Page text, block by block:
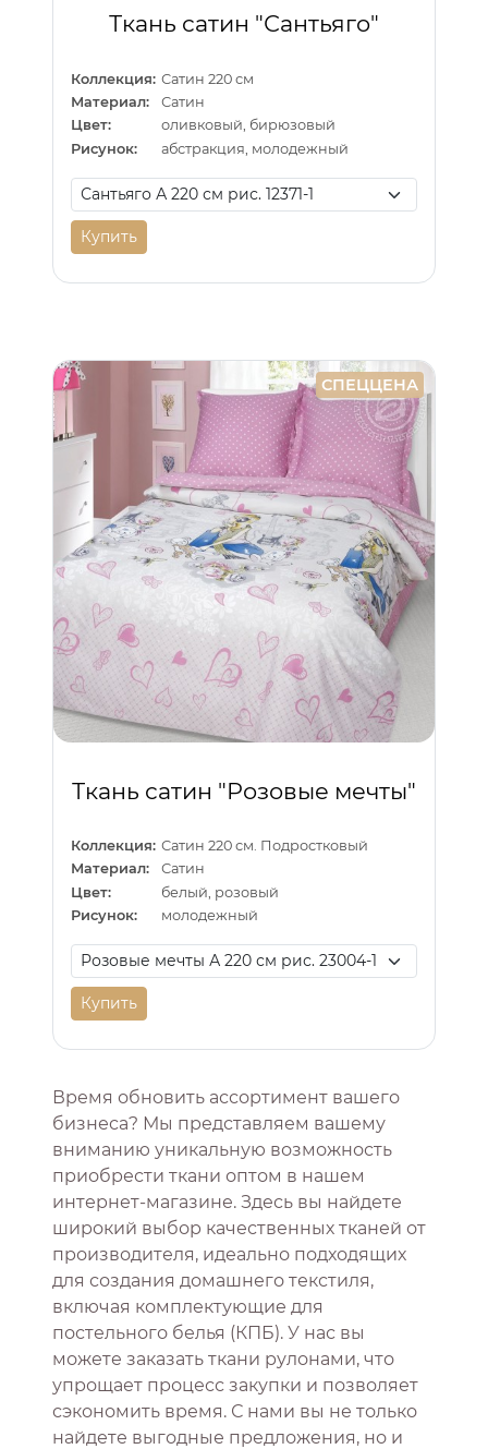
Ткань сатин "Сантьяго"
Коллекция: Сатин 220 см
Материал:
Сатин
Цвет:
оливковый, бирюзовый
Рисунок:
абстракция, молодежный
Купить
СПЕЦЦЕНА
Ткань сатин "Розовые мечты"
Коллекция: Сатин 220 см. Подростковый
Материал:
Сатин
Цвет:
белый, розовый
Рисунок:
молодежный
Купить
Время обновить ассортимент вашего
бизнеса? Мы представляем вашему
вниманию уникальную возможность
приобрести ткани оптом в нашем
интернет-магазине. Здесь вы найдете
широкий выбор качественных тканей от
производителя, идеально подходящих
для создания домашнего текстиля,
включая комплектующие для
постельного белья (КПБ). У нас вы
можете заказать ткани рулонами, что
упрощает процесс закупки и позволяет
сэкономить время. С нами вы не только
найдете выгодные предложения, но и